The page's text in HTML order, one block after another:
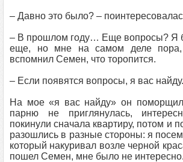
– Давно это было? –
– В прошлом году… Еще вопросы? Я
еще, но мне на самом деле пора,
вспомнил Семен, что торопится.
– Если появятся вопросы, я вас
На мое «я вас найду» он
парню не приглянулась,
покинули сначала квартиру, потом и
разошлись в разные стороны: я
который накуривал возле черной
пошел Семен, мне было не интересно.